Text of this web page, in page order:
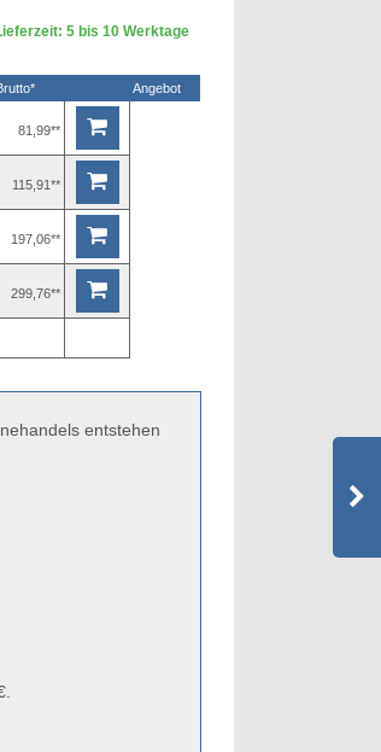
5 bis 10 Werktage
Angebot
81,99**
115,91**
197,06**
299,76**
entstehen